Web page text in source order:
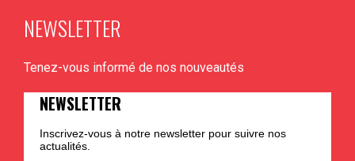
PLUS D'INFO
NEWSLETTER
Tenez-vous informé de nos nouveautés
NEWSLETTER
Inscrivez-vous à notre newsletter pour suivre nos
actualités.